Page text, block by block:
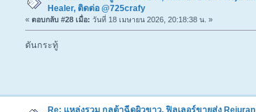
Healer, ติดต่อ @725crafy
« ตอบกลับ #28 เมื่อ: วันที่ 18 เมษายน 2026, 20:18:38 น. »
ดันกระทู้
Re: แหล่งรวม กลูต้าฉีดผิวขาว, ฟิลเลอร์ขายส่ง Rejuran